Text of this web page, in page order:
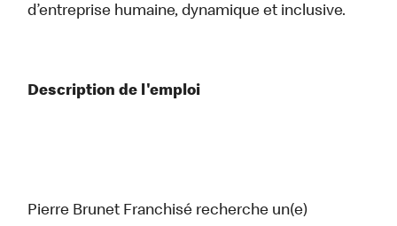
d’entreprise humaine, dynamique et inclusive.
Description de l'emploi
Pierre Brunet Franchisé recherche un(e)